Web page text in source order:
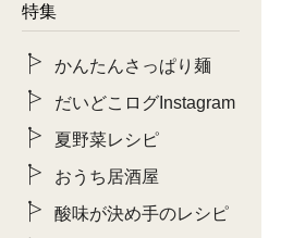
特集
かんたんさっぱり麺
だいどこログInstagram
夏野菜レシピ
おうち居酒屋
酸味が決め手のレシピ